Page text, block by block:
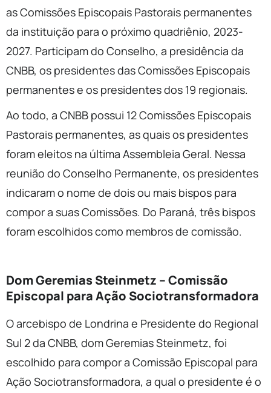
as Comissões Episcopais Pastorais permanentes
da instituição para o próximo quadriênio, 2023-
2027. Participam do Conselho, a presidência da
CNBB, os presidentes das Comissões Episcopais
permanentes e os presidentes dos 19 regionais.
Ao todo, a CNBB possui 12 Comissões Episcopais
Pastorais permanentes, as quais os presidentes
foram eleitos na última Assembleia Geral. Nessa
reunião do Conselho Permanente, os presidentes
indicaram o nome de dois ou mais bispos para
compor a suas Comissões. Do Paraná, três bispos
foram escolhidos como membros de comissão.
Dom Geremias Steinmetz – Comissão
Episcopal para Ação Sociotransformadora
O arcebispo de Londrina e Presidente do Regional
Sul 2 da CNBB, dom Geremias Steinmetz, foi
escolhido para compor a Comissão Episcopal para
Ação Sociotransformadora, a qual o presidente é o